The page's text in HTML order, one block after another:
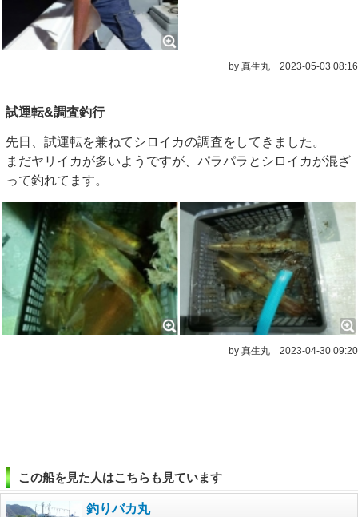
by 真生丸 2023-05-03 08:16
試運転&調査釣行
先日、試運転を兼ねてシロイカの調査をしてきました。
まだヤリイカが多いようですが、パラパラとシロイカが混ざ
って釣れてます。
by 真生丸 2023-04-30 09:20
この船を見た人はこちらも見ています
釣りバカ丸